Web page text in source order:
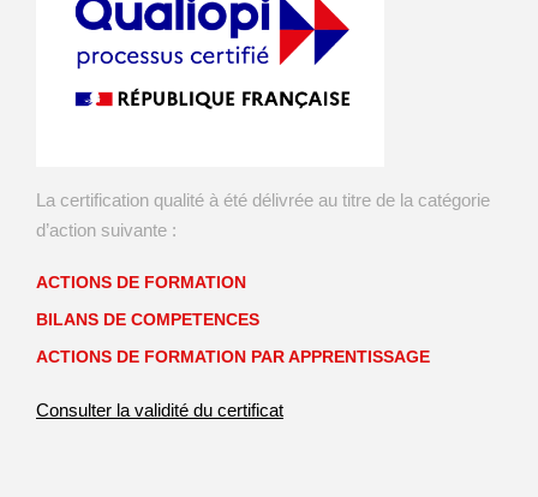
La certification qualité à été délivrée au titre de la catégorie
d’action suivante :
ACTIONS DE FORMATION
BILANS DE COMPETENCES
ACTIONS DE FORMATION PAR APPRENTISSAGE
Consulter la validité du certificat